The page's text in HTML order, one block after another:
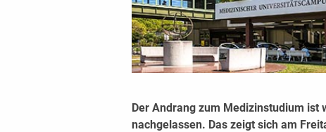
Der Andrang zum Medizinstudium ist
nachgelassen. Das zeigt sich am